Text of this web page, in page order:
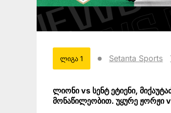
ლიგა 1 Setanta Sports
ლიონი vs სენტ ეტიენი,
მონაწილეობით. უყურე ჟორჟი